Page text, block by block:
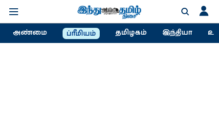
அண்மை ப்ரீமியம் தமிழகம் இந்தியா